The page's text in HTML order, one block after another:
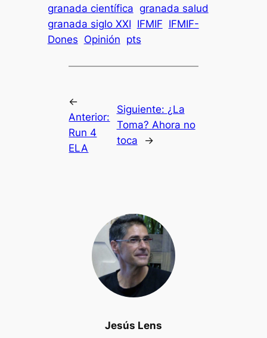
Jesús Lens
granada científica granada salud
granada siglo XXI IFMIF IFMIF-
Dones Opinión pts
←
Anterior:
Run 4
ELA
Siguiente: ¿La
Toma? Ahora no
toca
→